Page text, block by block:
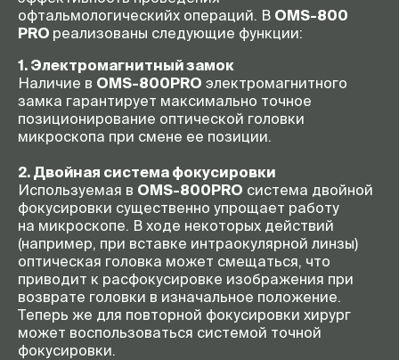
офтальмологическийх операций. В OMS-800
PRO реализованы следующие функции:
1. Электромагнитный замок
Наличие в OMS-800 PRO электромагнитного
замка гарантирует максимально точное
позиционирование оптической головки
микроскопа при смене ее позиции.
2. Двойная система фокусировки
Используемая в OMS-800 PRO система двойной
фокусировки существенно упрощает работу
на микроскопе. В ходе некоторых действий
(например, при вставке интраокулярной линзы)
оптическая головка может смещаться, что
приводит к расфокусировке изображения при
возврате головки в изначальное положение.
Теперь же для повторной фокусировки хирург
может воспользоваться системой точной
фокусировки.